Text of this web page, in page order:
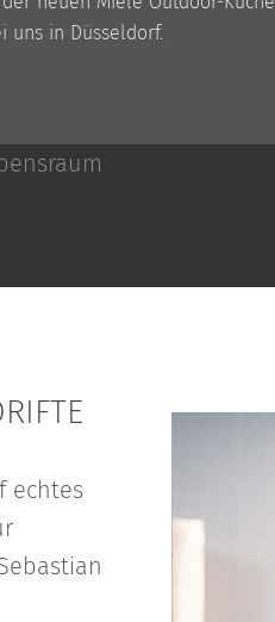
uns in Düsseldorf.
echtes